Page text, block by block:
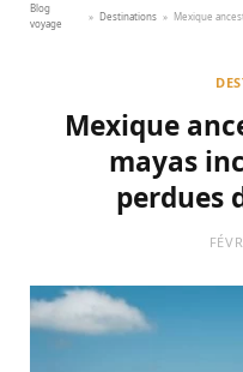
Blog
voyage
» Destinations »
Mexique
mayas
perdues